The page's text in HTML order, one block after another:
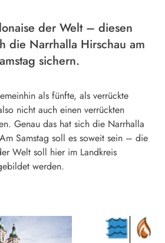
der Welt – diesen
die Narrhalla Hirschau am
sichern.
als fünfte, als verrückte
nicht auch einen verrückten
Genau das hat sich die Narrhalla
Samstag soll es soweit sein – die
Welt soll hier im Landkreis
werden.